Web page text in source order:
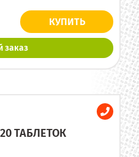
КУПИТЬ
заказ
20 ТАБЛЕТОК